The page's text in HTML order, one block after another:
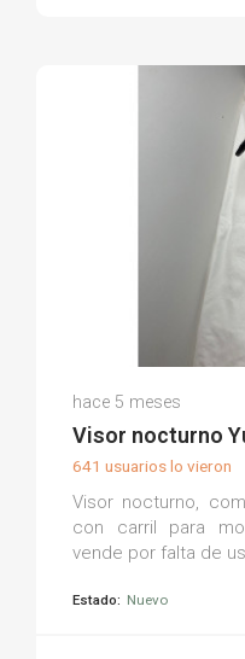
(0)
hace 5 meses
Visor nocturno
641 usuarios lo vieron
Visor nocturno,
con carril para
vende por falta de
Estado: Nuevo